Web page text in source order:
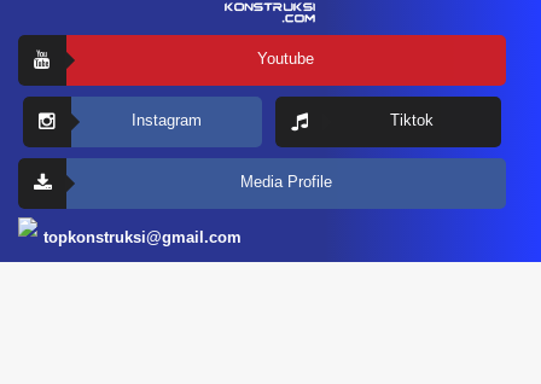
Youtube
Instagram Tiktok
Media Profile
topkonstruksi@gmail.com